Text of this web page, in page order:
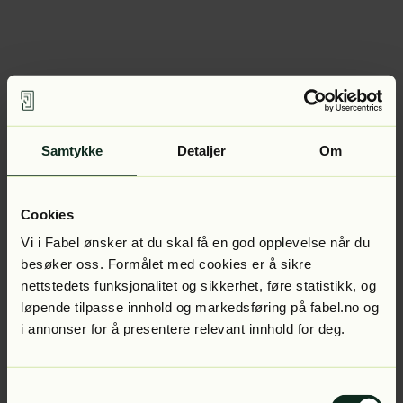
Samtykke Detaljer Om
Cookies
Vi i Fabel ønsker at du skal få en god opplevelse når du
besøker oss. Formålet med cookies er å sikre
nettstedets funksjonalitet og sikkerhet, føre statistikk, og
løpende tilpasse innhold og markedsføring på fabel.no og
i annonser for å presentere relevant innhold for deg.